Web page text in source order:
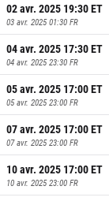
02 avr. 2025 19:30ET
03 avr. 2025 01:30 FR
04 avr. 2025 17:30ET
04 avr. 2025 23:30 FR
05 avr. 2025 17:00ET
05 avr. 2025 23:00 FR
07 avr. 2025 17:00ET
07 avr. 2025 23:00 FR
10 avr. 2025 17:00ET
10 avr. 2025 23:00 FR